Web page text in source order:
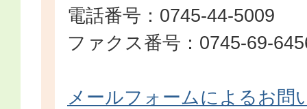
電話番号：0745-44-5009
ファクス番号：0745-69-
メールフォームによるお問